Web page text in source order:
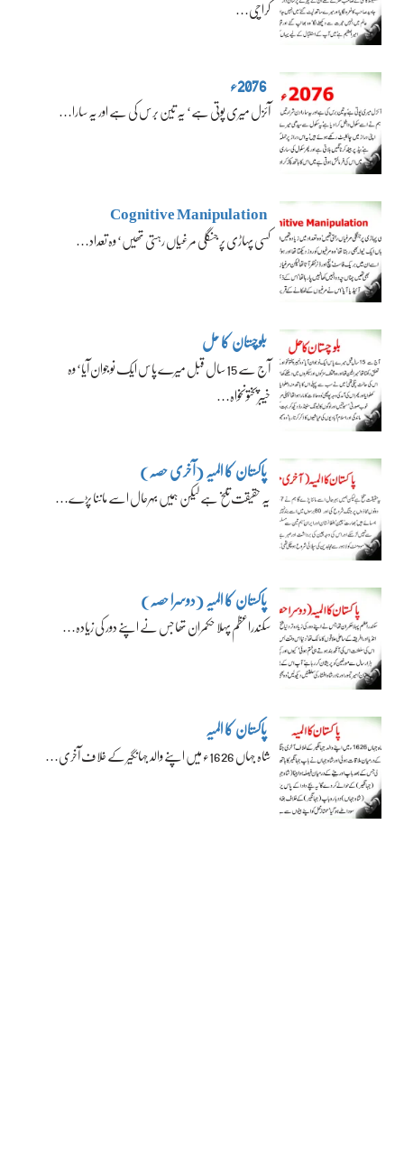
کراچی…
2076ء
آئزل میری پوتی ہے‘ یہ تین برس کی ہے اور یہ سارا…
Cognitive Manipulation
کسی پہاڑی پر جنگلی مرغیاں رہتی تھیں‘ وہ تعداد…
بلوچستان کا حل
آج سے 15 سال قبل میرے پاس ایک نوجوان آیا‘ وہ
خیبرپختونخواہ…
پاکستان کا المیہ (آخری حصہ)
یہ حقیقت تلخ ہے لیکن ہمیں بہرحال اسے ماننا پڑے…
پاکستان کا المیہ (دوسرا حصہ)
سکندراعظم پہلا حکمران تھا جس نے اپنے دور کی زیادہ…
پاکستان کا المیہ
شاہ جہاں 1626ء میں اپنے والد جہانگیر کے خلاف آخری…